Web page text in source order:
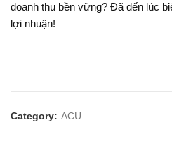
doanh thu bền vững? Đã đến lúc
lợi nhuận!
Category: ACU